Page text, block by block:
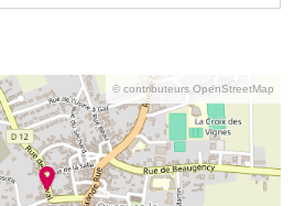
© contributeurs OpenStreetMap